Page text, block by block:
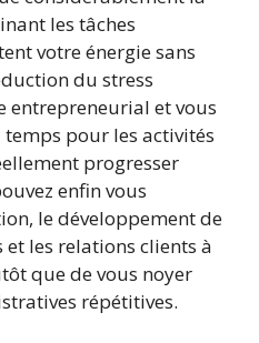
les tâches
votre énergie sans
du stress
entrepreneurial et vous
pour les activités
progresser
enfin vous
le développement de
les relations clients à
que de vous noyer
répétitives.